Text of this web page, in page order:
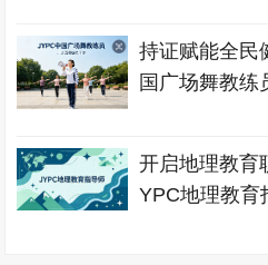
持证赋能全民
国广场舞教练
开启地理教育
YPC地理教育